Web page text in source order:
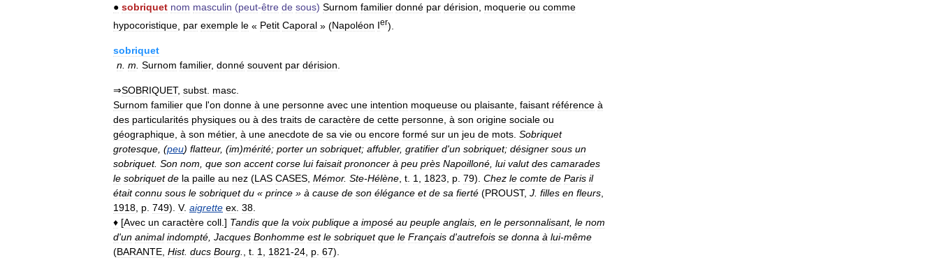
● sobriquet nom masculin (peut-être de sous) Surnom familier donné par dérision moquerie ou comme
hypocoristique par exemple le « Petit Caporal » (Napoléon Ier).
sobriquet
n. m. Surnom familier, donné souvent par dérision.
⇒SOBRIQUET, subst. masc.
Surnom familier que l'on donne à une personne avec une intention moqueuse ou plaisante, faisant référence à
des particularités physiques ou à des traits de caractère de cette personne, à son origine sociale ou
géographique, à son métier, à une anecdote de sa vie ou encore formé sur un jeu de mots. Sobriquet
grotesque, (peu) flatteur, (im)mérité; porter un sobriquet; affubler, gratifier d'un sobriquet; désigner sous un
sobriquet. Son nom, que son accent corse lui faisait prononcer à peu près Napoilloné, lui valut des camarades
le sobriquet de la paille au nez (LAS CASES, Mémor. Ste-Hélène, t. 1, 1823, p. 79). Chez le comte de Paris il
était connu sous le sobriquet du « prince » à cause de son élégance et de sa fierté (PROUST, J. filles en fleurs,
1918, p. 749). V. aigrette ex. 38.
♦ [Avec un caractère coll.] Tandis que la voix publique a imposé au peuple anglais, en le personnalisant, le nom
d'un animal indompté, Jacques Bonhomme est le sobriquet que le Français d'autrefois se donna à lui-même
(BARANTE, Hist. ducs Bourg., t. 1, 1821-24, p. 67).